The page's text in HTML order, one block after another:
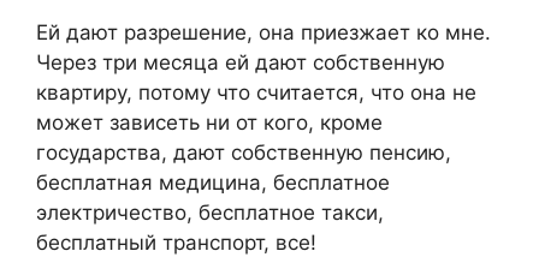
Ей дают разрешение, она приезжает ко мне.
Через три месяца ей дают собственную
квартиру, потому что считается, что она не
может зависеть ни от кого, кроме
государства, дают собственную пенсию,
бесплатная медицина, бесплатное
электричество, бесплатное такси,
бесплатный транспорт, все!